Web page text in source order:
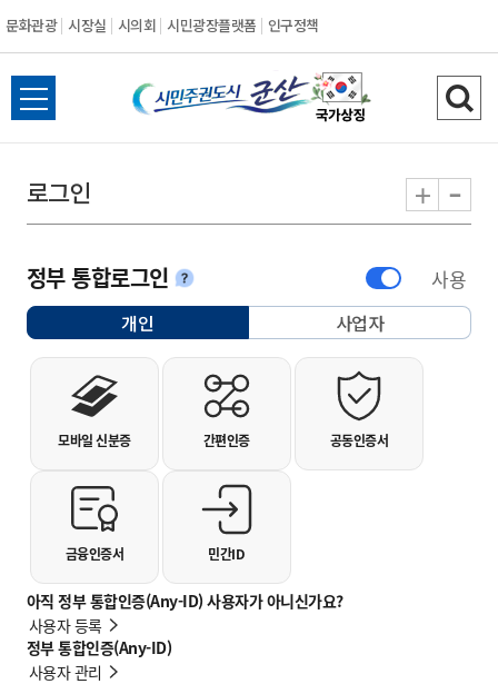
문화관광 시장실 시의회 시민광장플랫폼 인구정책
시민주권도시 군
전체메뉴 열기 검
로그인 + -
정부 통합로그인안내 사용
아직 정부 통합인증(Any-ID) 사용자가 아니신가요?
사용자 등록
정부 통합인증(Any-ID)
사용자 관리
개인선택됨 사업자
개인사용자 로그인
모바일 신분증 간편인증 공동인증서
금융인증서 민간ID